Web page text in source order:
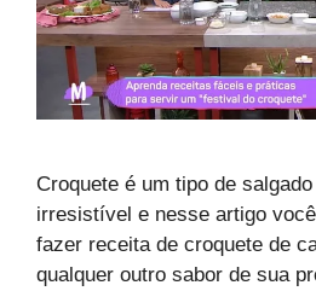
Croquete é um tipo de
irresistível e nesse artigo
fazer receita de croquete de
qualquer outro sabor de sua